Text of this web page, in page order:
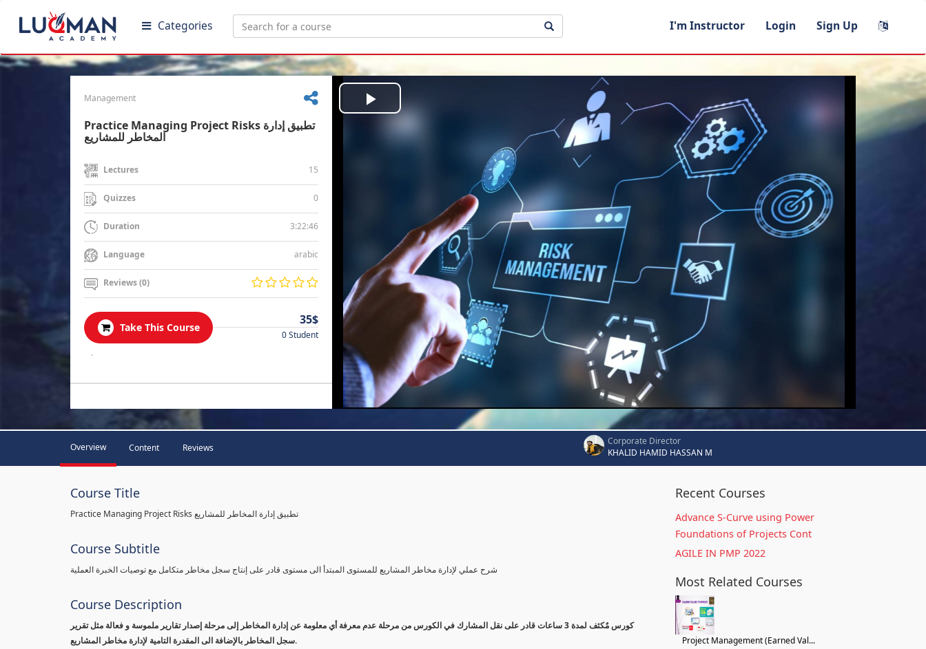
Categories I'm Instructor Login Sign Up
Management
Practice Managing Project Risks تطبيق إدارة
المخاطر للمشاريع
Lectures 15
Quizzes 0
Duration 3:22:46
Language arabic
Reviews (0)
Take This Course
35$
0 Student
.
Play
Video
Overview Content Reviews
Corporate Director
KHALID HAMID HASSAN M
Course Title
Practice Managing Project Risks تطبيق إدارة المخاطر للمشاريع
Course Subtitle
شرح عملي لإدارة مخاطر المشاريع للمستوى المبتدأ الى مستوى قادر على إنتاج سجل مخاطر متكامل مع توصيات الخبرة العملية
Course Description
كورس مٌكثف لمدة 3 ساعات قادر على نقل المشارك في الكورس من مرحلة عدم معرفة أي معلومة عن إدارة المخاطر إلى مرحلة إصدار تقارير ملموسة و فعالة مثل تقرير
سجل المخاطر بالإضافة الى المقدرة التامية لإدارة مخاطر المشاريع.
Recent Courses
Advance S-Curve using Power
Foundations of Projects Cont
AGILE IN PMP 2022
Most Related Courses
Project Management (Earned Val...